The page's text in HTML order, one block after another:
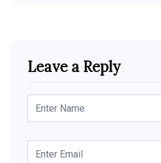
Leave a Reply